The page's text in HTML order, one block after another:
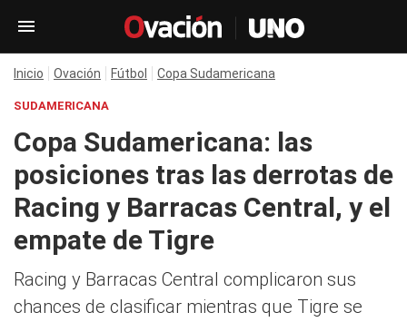
Inicio Ovación Fútbol Copa Sudamericana
SUDAMERICANA
Copa Sudamericana: las
posiciones tras las derrotas de
Racing y Barracas Central, y el
empate de Tigre
Racing y Barracas Central complicaron sus
chances de clasificar mientras que Tigre se